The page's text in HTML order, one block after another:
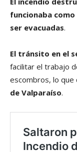
funcionaba
ser evacuadas.
El tránsito en el
facilitar el trabajo
escombros, lo que
de Valparaíso.